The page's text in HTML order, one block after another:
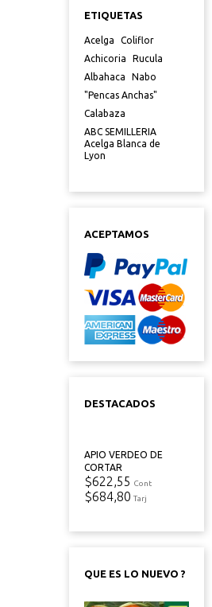
ETIQUETAS
Acelga
Coliflor
Achicoria
Rucula
Albahaca
Nabo
"Pencas Anchas"
Calabaza
ABC SEMILLERIA
Acelga Blanca de
Lyon
ACEPTAMOS
DESTACADOS
APIO VERDEO DE
CORTAR
$622,55 Cont
$684,80 Tarj
QUE ES LO NUEVO ?